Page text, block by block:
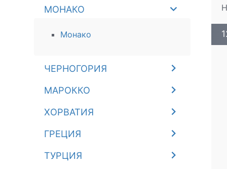
МОНАКО
Монако
ЧЕРНОГОРИЯ
МАРОККО
ХОРВАТИЯ
ГРЕЦИЯ
ТУРЦИЯ